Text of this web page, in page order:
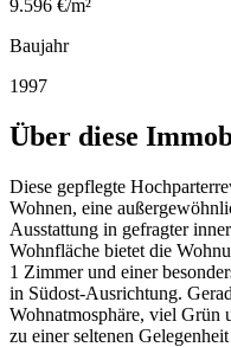
9.596 €/m²
Baujahr
1997
Über diese
Diese gepflegte
Wohnen, eine
Ausstattung in gefragter
Wohnfläche bietet die
1 Zimmer und einer
in Südost-Ausrichtung.
Wohnatmosphäre, viel Grün
zu einer seltenen